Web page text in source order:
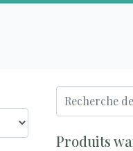
Produits